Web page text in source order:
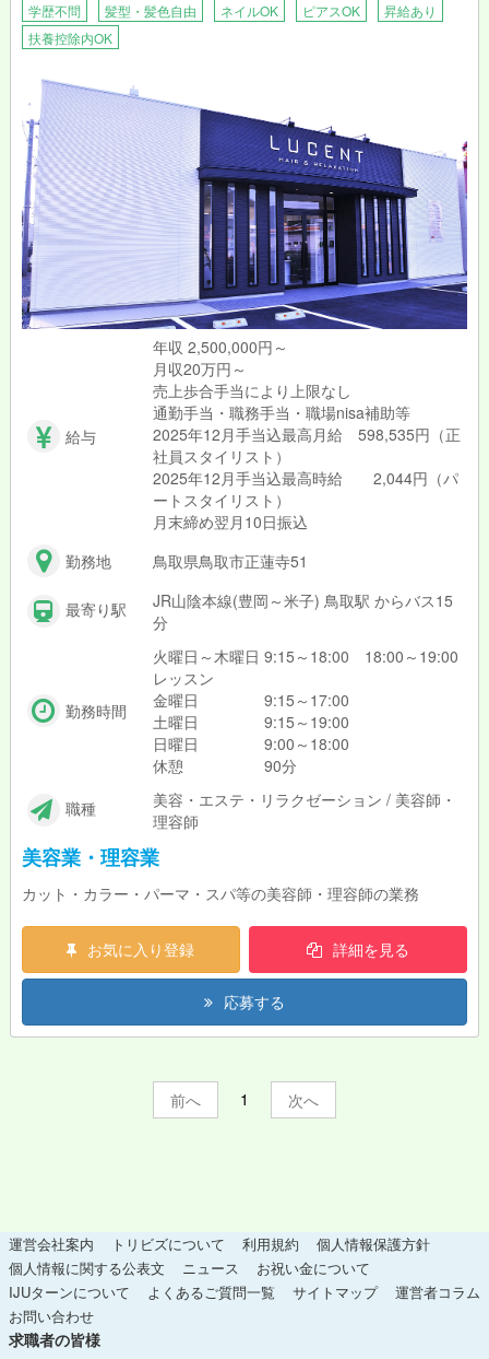
学歴不問
髪型・髪色自由 ネイルOK ピアスOK
昇給あり
扶養控除内OK
給与
年収 2,500,000円～
月収20万円～
売上歩合手当により上限なし
通勤手当・職務手当・職場nisa補助等
2025年12月手当込最高月給 598,535円（正
社員スタイリスト）
2025年12月手当込最高時給 2,044円（パ
ートスタイリスト）
月末締め翌月10日振込
勤務地
鳥取県鳥取市正蓮寺51
最寄り駅
JR山陰本線(豊岡～米子) 鳥取駅 からバス15
分
勤務時間
火曜日～木曜日 9:15～18:00 18:00～19:00
レッスン
金曜日 9:15～17:00
土曜日 9:15～19:00
日曜日 9:00～18:00
休憩 90分
職種
美容・エステ・リラクゼーション / 美容師・
理容師
美容業・理容業
カット・カラー・パーマ・スパ等の美容師・理容師の業務
お気に入り登録 詳細を見る
応募する
前 1 次
運営会社案内 トリビズについて 利用規約
個人情報保護方針
個人情報に関する公表文
ニュース
お祝い金について
IJUターンについて
よくあるご質問一覧 サイトマップ
運営者コラム
お問い合わせ
求職者の皆様